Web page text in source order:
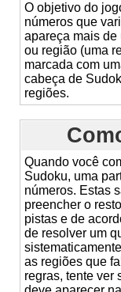
O objetivo do
números que
apareça mais
ou região (uma
marcada com
cabeça de
regiões.
Quando você
Sudoku, uma
números. Estas
preencher o
pistas e de
de resolver um
as regiões que
regras, tente ver